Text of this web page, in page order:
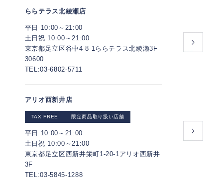
ららテラス北綾瀬店
平日 10:00～21:00
土日祝 10:00～21:00
東京都足立区谷中4-8-1ららテラス北綾瀬3F
30600
TEL:03-6802-5711
アリオ西新井店
TAX FREE 限定商品取り扱い店舗
平日 10:00～21:00
土日祝 10:00～21:00
東京都足立区西新井栄町1-20-1アリオ西新井
3F
TEL:03-5845-1288